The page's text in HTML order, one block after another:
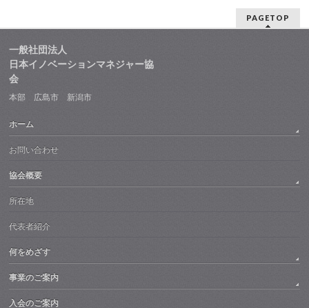
PAGETOP
一般社団法人
日本イノベーションマネジャー協
会
本部 広島市 新潟市
ホーム
お問い合わせ
協会概要
所在地
代表者紹介
何をめざす
事業のご案内
入会のご案内